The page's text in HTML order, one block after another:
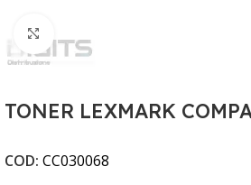
TONER LEXMARK
COD: CC030068